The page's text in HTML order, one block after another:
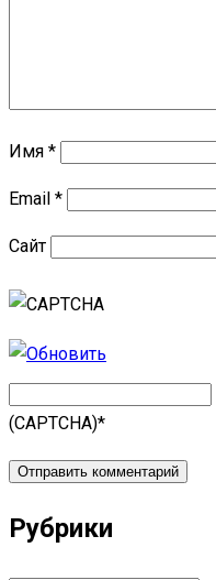
Имя *
Email *
Сайт
(CAPTCHA)*
Рубрики